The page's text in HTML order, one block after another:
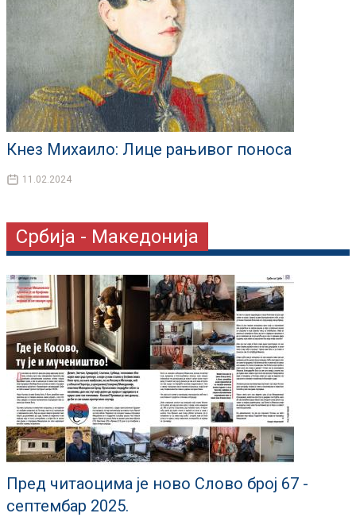
Кнез Михаило: Лице рањивог поноса
11.02.2024
Србија - Македонија
Пред читаоцима је ново Слово број 67 -
септембар 2025.